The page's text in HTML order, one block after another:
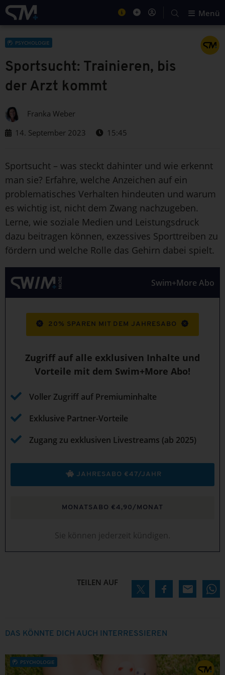
Menü
PSYCHOLOGIE
Sportsucht: Trainieren, bis
der Arzt kommt
Franka Weber
14. September 2023
15:45
Sportsucht – was steckt dahinter und wie erkennt
man sie? Erfahre, welche Anzeichen auf ein
problematisches Verhalten hindeuten und warum
es wichtig ist, nicht dem Zwang nachzugeben.
Lerne, wie soziale Medien und Leistungsdruck
dazu beitragen können, exzessives Sporttreiben zu
fördern und welche Rolle das Gehirn dabei spielt.
Swim+More Abo
20% SPAREN MIT DEM JAHRESABO
Zugriff auf alle exklusiven Inhalte und
Vorteile mit dem Swim+More Abo!
Voller Zugriff auf Premiuminhalte
Exklusive Partner-Vorteile
Zugang zu exklusiven Livestreams (ab 2025)
MONATSABO €4,90/MONAT
JAHRESABO €47/JAHR
Sie können jederzeit kündigen.
TEILEN AUF
DAS KÖNNTE DICH AUCH INTERRESSIEREN
PSYCHOLOGIE